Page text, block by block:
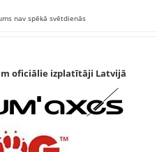
nav spēkā svētdienās
oficiālie izplatītāji Latvijā